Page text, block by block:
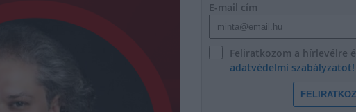
E-mail cím
Feliratkozom a hírlevélre
adatvédelmi szabályzatot!